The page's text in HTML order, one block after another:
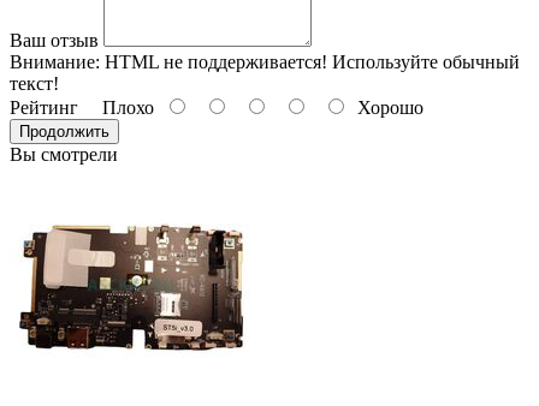
Ваш отзыв
Внимание: HTML не поддерживается! Используйте обычный
текст!
Рейтинг Плохо Хорошо
Продолжить
Вы смотрели